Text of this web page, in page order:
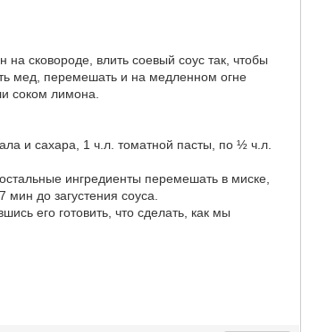
на сковороде, влить соевый соус так, чтобы
мед, перемешать и на медленном огне
соком лимона.
и сахара, 1 ч.л. томатной пасты, по ½ ч.л.
ингредиенты перемешать в миске,
до загустения соуса.
его готовить, что сделать, как мы